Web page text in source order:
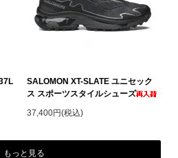
SALOMON XT-SLATE ユニセック
ス スポーツスタイルシューズ
37,400円(税込)
もっと見る